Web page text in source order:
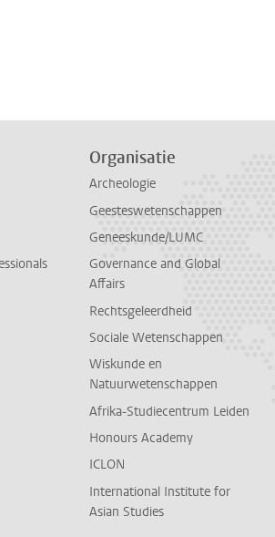
Organisatie
Archeologie
Geesteswetenschappen
Geneeskunde/LUMC
Governance and Global
Affairs
Rechtsgeleerdheid
Sociale Wetenschappen
Wiskunde en
Natuurwetenschappen
Afrika-Studiecentrum Leiden
Honours Academy
ICLON
International Institute for
Asian Studies